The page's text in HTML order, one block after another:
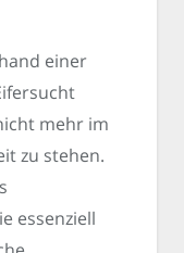
einer
mehr im
zu stehen.
essenziell